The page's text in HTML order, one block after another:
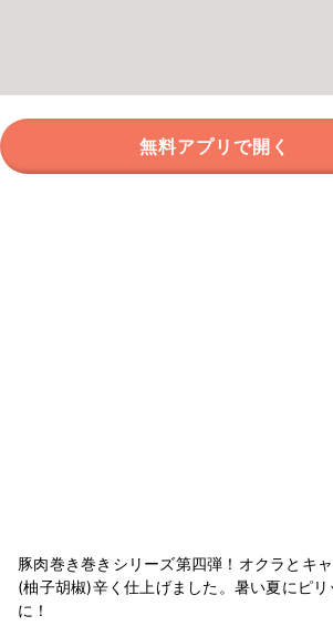
無料アプリで開く
豚肉巻き巻きシリーズ第四弾！オクラとキ
(柚子胡椒)辛く仕上げました。暑い夏にピ
に！